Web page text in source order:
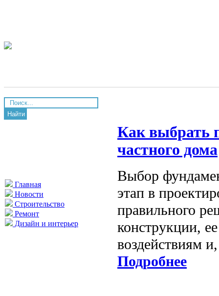
Найти
Главная
Новости
Строительство
Ремонт
Дизайн и интерьер
Как выбрать
частного дома
Выбор
этап в
правильного
конструкции,
воздействиям
Подробнее